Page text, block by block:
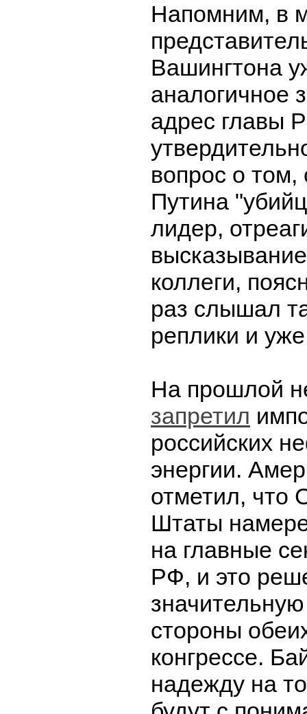
Напомним, в
Вашингтона
аналогичное
адрес главы
вопрос о том,
Путина
лидер,
коллеги,
раз слышал
реплики и
На прошлой
запретил
российских
энергии.
отметил, что
Штаты
на главные
РФ, и это
стороны
конгрессе.
надежду на